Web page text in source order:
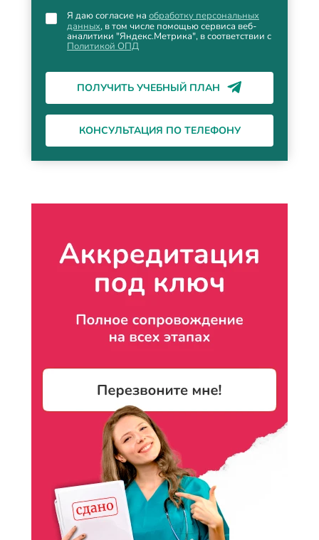
Я даю согласие на обработку персональных
данных, в том числе помощью сервиса веб-
аналитики "Яндекс.Метрика", в соответствии с
Политикой ОПД
ПОЛУЧИТЬ УЧЕБНЫЙ ПЛАН
КОНСУЛЬТАЦИЯ ПО ТЕЛЕФОНУ